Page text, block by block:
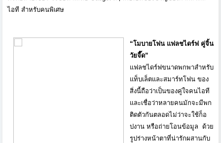
ไอที สำหรับคนพิเศษ
“โมบายโฟน แฟลชไดร์ฟ คู่จิ้น
วัยจี๊ด”
แฟลชไดร์ฟขนาดพกพาสำหรับ
แท็บเล็ตและสมาร์ทโฟน ของ
สิ่งนี้ถือว่าเป็นของคู่ใจคนไอที
และเชื่อว่าหลายคนมักจะมีพก
ติดตัวกันตลอดไม่ว่าจะใช้ก็อ
ปงาน หรือถ่ายโอนข้อมูล ด้วย
รูปร่างหน้าตาที่น่ารักผสานกับ